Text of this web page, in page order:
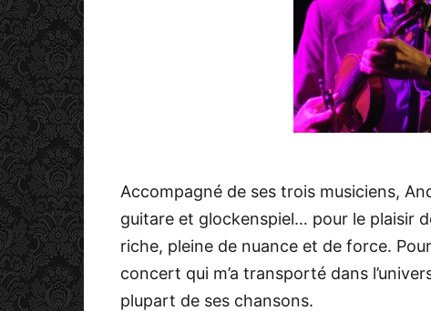
Accompagné de ses trois musiciens,
guitare et glockenspiel… pour le plaisir
riche, pleine de nuance et de force.
concert qui m’a transporté dans
plupart de ses chansons.